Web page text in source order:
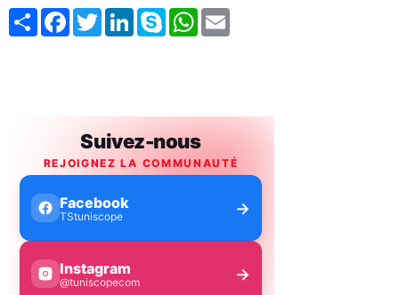
Share FacebookTwitterLinkedInSkype WhatsApp